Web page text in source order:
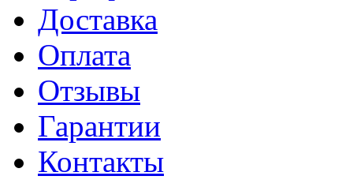
Доставка
Оплата
Отзывы
Гарантии
Контакты